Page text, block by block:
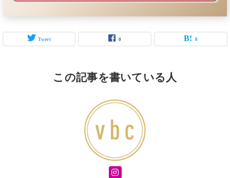
Tweet 0 0
この記事を書いている人